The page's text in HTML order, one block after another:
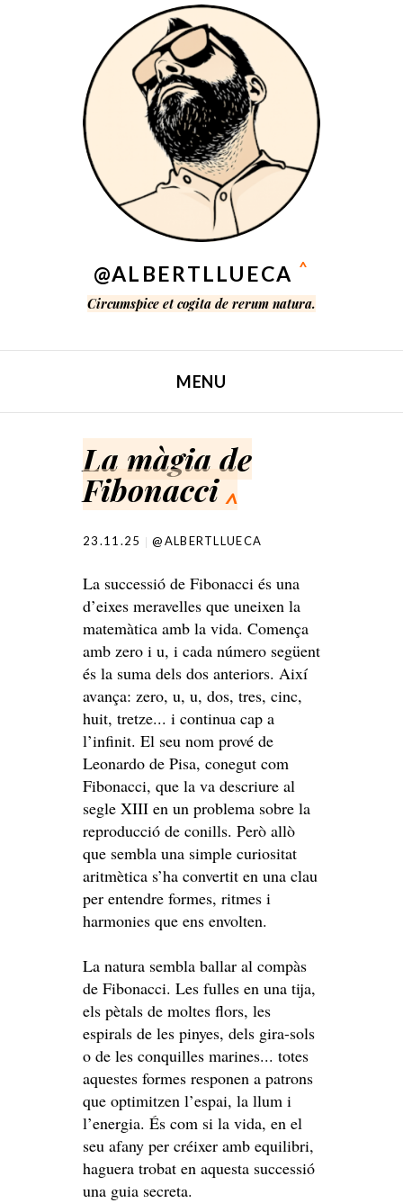
@ALBERTLLUECA ^
Circumspice et cogita de rerum natura.
MENU
La màgia de
Fibonacci ^
23.11.25 @ALBERTLLUECA
La successió de Fibonacci és una
d’eixes meravelles que uneixen la
matemàtica amb la vida. Comença
amb zero i u, i cada número següent
és la suma dels dos anteriors. Així
avança: zero, u, u, dos, tres, cinc,
huit, tretze... i continua cap a
l’infinit. El seu nom prové de
Leonardo de Pisa, conegut com
Fibonacci, que la va descriure al
segle XIII en un problema sobre la
reproducció de conills. Però allò
que sembla una simple curiositat
aritmètica s’ha convertit en una clau
per entendre formes, ritmes i
harmonies que ens envolten.
La natura sembla ballar al compàs
de Fibonacci. Les fulles en una tija,
els pètals de moltes flors, les
espirals de les pinyes, dels gira-sols
o de les conquilles marines... totes
aquestes formes responen a patrons
que optimitzen l’espai, la llum i
l’energia. És com si la vida, en el
seu afany per créixer amb equilibri,
haguera trobat en aquesta successió
una guia secreta.